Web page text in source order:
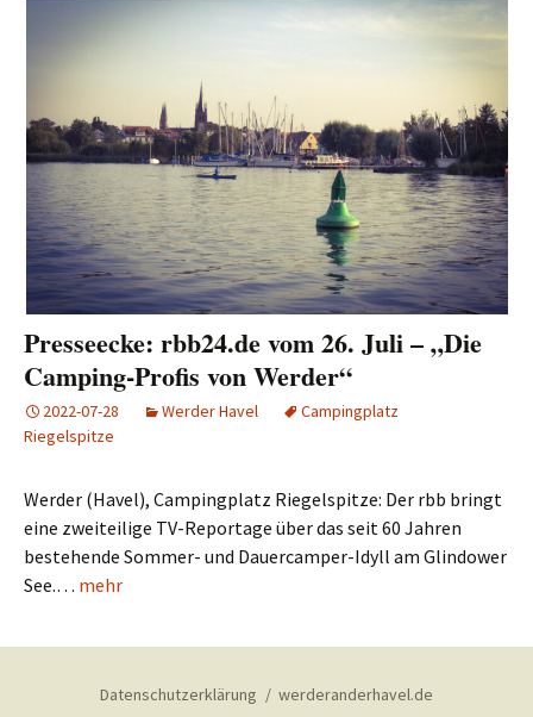
Presseecke: rbb24.de vom 26. Juli – „Die
Camping-Profis von Werder“
2022-07-28 Werder Havel
Campingplatz
Riegelspitze
Werder (Havel), Campingplatz Riegelspitze: Der rbb bringt
eine zweiteilige TV-Reportage über das seit 60 Jahren
bestehende Sommer- und Dauercamper-Idyll am Glindower
See.… mehr
Datenschutzerklärung werderanderhavel.de